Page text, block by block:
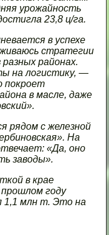
урожайность
23,8 ц/га.
в успехе
стратегии
районах.
на логистику, —
покроет
в масле, даже
рядом с железной
На
«Да, оно
заводы».
в крае
году
1,1 млн т. Это на